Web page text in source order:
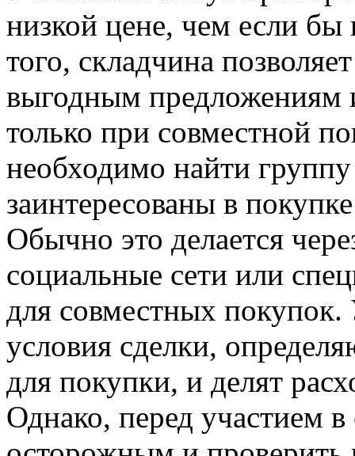
низкой цене, чем если
того, складчина
выгодным предложениям
только при совместной
необходимо найти
заинтересованы в
Обычно это делается
социальные сети или
для совместных покупок.
условия сделки,
для покупки, и делят
Однако, перед участием